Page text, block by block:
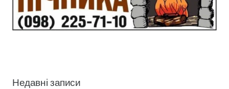
Недавні записи